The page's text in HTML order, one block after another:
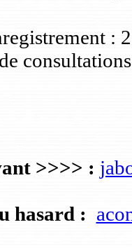
:
>>>> :
hasard :